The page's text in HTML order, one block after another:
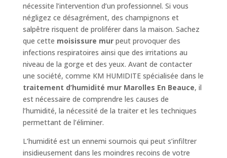
nécessite l’intervention d’un professionnel. Si vous
négligez ce désagrément, des champignons et
salpêtre risquent de proliférer dans la maison. Sachez
que cette moisissure murpeut provoquer des
infections respiratoires ainsi que des irritations au
niveau de la gorge et des yeux. Avant de contacter
une société, comme KM HUMIDITE spécialisée dans le
traitement d’humidité mur Marolles En Beauce, il
est nécessaire de comprendre les causes de
l’humidité, la nécessité de la traiter et les techniques
permettant de l’éliminer.
L’humidité est un ennemi sournois qui peut s’infiltrer
insidieusement dans les moindres recoins de votre